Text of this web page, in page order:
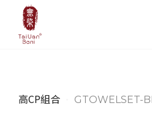
高CP組合 GTOWELSET-